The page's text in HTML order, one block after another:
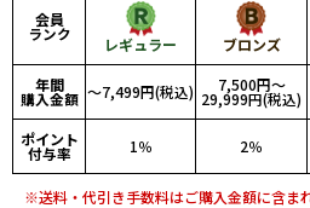
会員
ランク
レギュラー ブロンズ
年間
購入金額 ～7,499円(税込) 7,500円～
29,999円(税込)
ポイント
付与率 1％ 2％
※送料・代引き手数料はご購入金額に含ま